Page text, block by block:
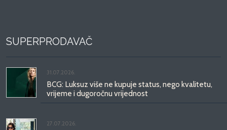
SUPERPRODAVAČ
31.07.2026.
BCG: Luksuz više ne kupuje status, nego kvalitetu,
vrijeme i dugoročnu vrijednost
27.07.2026.